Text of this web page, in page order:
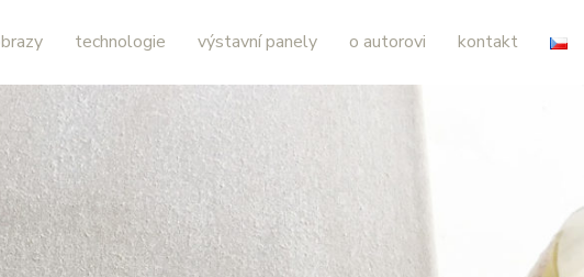
technologie výstavní panely o autorovi kontakt